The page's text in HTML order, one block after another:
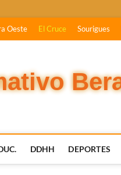
Oeste El Cruce Sourigues
DDHH DEPORTES